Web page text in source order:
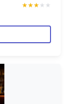
★★★★★
★★★★★